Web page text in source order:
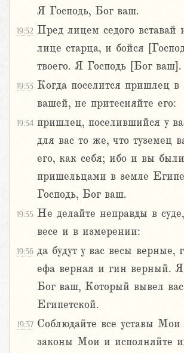
Я Господь, Бог ваш.
19:32 Пред лицем седого вставай
лице старца, и бойся
твоего. Я Господь [Бог ваш].
19:33 Когда поселится пришлец в
вашей, не притесняйте его:
19:34 пришлец, поселившийся у
для вас то же, что туземец
его, как себя; ибо и вы были
пришельцами в земле
Господь, Бог ваш.
19:35 Не делайте неправды в
весе и в измерении:
19:36 да будут у вас весы верные,
ефа верная и гин верный. Я
Бог ваш, Который вывел
Египетской.
19:37 Соблюдайте все уставы Мои
законы Мои и исполняйте